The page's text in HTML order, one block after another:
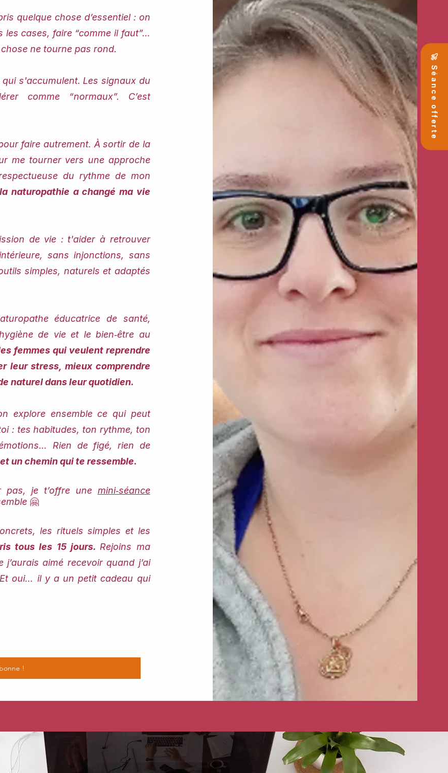
🚀 Séance offerte
quelque chose d’essentiel : on
cases, faire “comme il faut”…
ne tourne pas rond.
s'accumulent. Les signaux du
comme “normaux”. ​​C’est
faire autrement. À sortir de la
me tourner vers une approche
du rythme de mon
naturopathie a changé ma vie
de vie : t'aider à retrouver
sans injonctions, sans
simples, naturels et adaptés
éducatrice de santé,
de vie et le bien‑être au
femmes qui veulent reprendre
leur stress, mieux comprendre
naturel dans leur quotidien.
explore ensemble ce qui peut
: tes habitudes, ton rythme, ton
Rien de figé, rien de
un chemin qui te ressemble.
je t’offre une mini‑séance
🤗
les rituels simples et les
tous les 15 jours. Rejoins ma
aimé recevoir quand j’ai
oui… il y a un petit cadeau qui
!